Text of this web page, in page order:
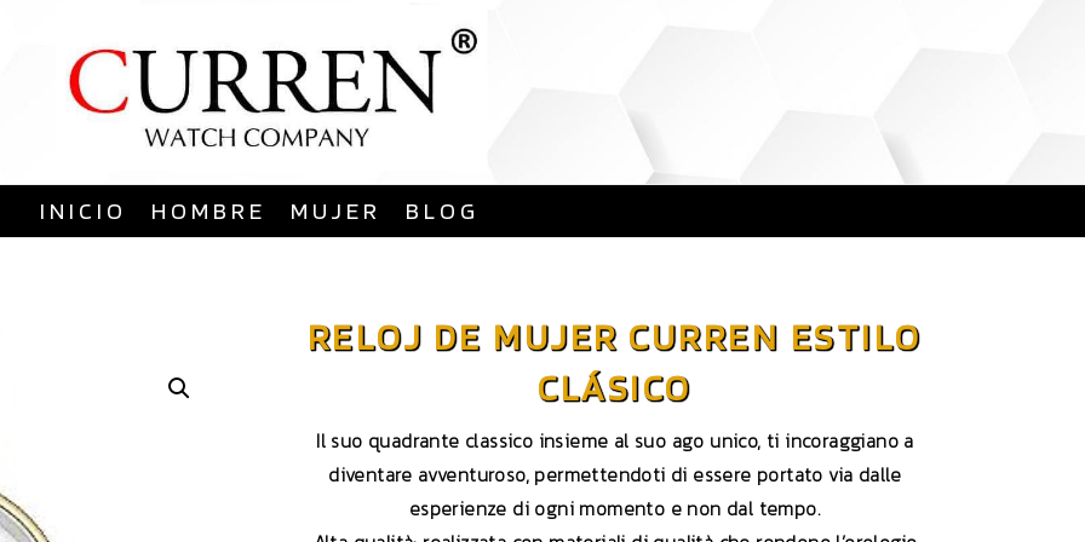
al
contenido
INICIO HOMBRE MUJER BLOG
RELOJ DE MUJER CURREN ESTILO
CLÁSICO
Il suo quadrante classico insieme al suo ago unico, ti incoraggiano a
diventare avventuroso, permettendoti di essere portato via dalle
esperienze di ogni momento e non dal tempo.